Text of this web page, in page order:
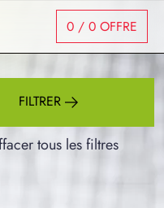
0 / 0 OFFRE
FILTRER
tous les filtres